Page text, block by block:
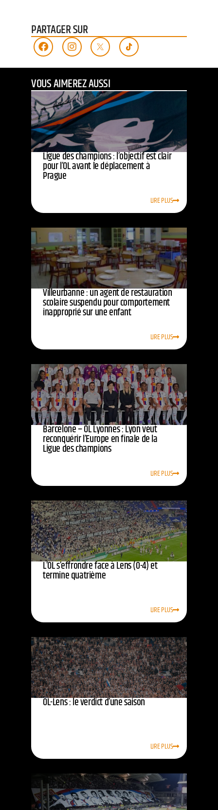
PARTAGER SUR
VOUS AIMEREZ AUSSI
Ligue des champions : l’objectif est clair
pour l’OL avant le déplacement à
Prague
LIRE PLUS
Villeurbanne : un agent de restauration
scolaire suspendu pour comportement
inapproprié sur une enfant
LIRE PLUS
Barcelone – OL Lyonnes : Lyon veut
reconquérir l’Europe en finale de la
Ligue des champions
LIRE PLUS
L’OL s’effrondre face à Lens (0-4) et
termine quatrième
LIRE PLUS
OL-Lens : le verdict d’une saison
LIRE PLUS